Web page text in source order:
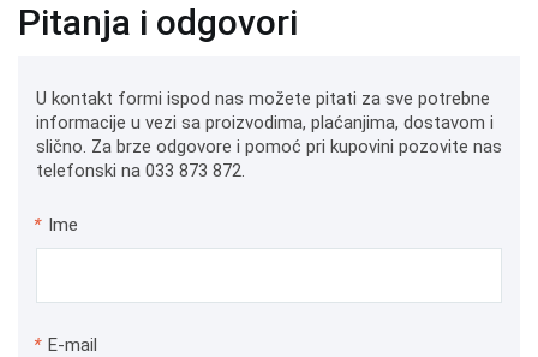
Pitanja i odgovori
U kontakt formi ispod nas možete pitati za sve potrebne
informacije u vezi sa proizvodima, plaćanjima, dostavom i
slično. Za brze odgovore i pomoć pri kupovini pozovite nas
telefonski na 033 873 872.
* Ime
* E-mail